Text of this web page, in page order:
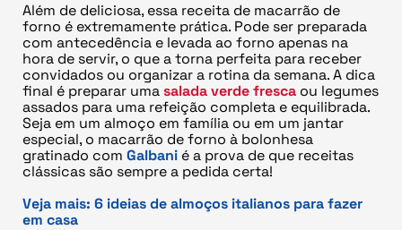
Além de deliciosa, essa receita de macarrão de
forno é extremamente prática. Pode ser preparada
com antecedência e levada ao forno apenas na
hora de servir, o que a torna perfeita para receber
convidados ou organizar a rotina da semana. A dica
final é preparar umasalada verde fresca ou legumes
assados para uma refeição completa e equilibrada.
Seja em um almoço em família ou em um jantar
especial, o macarrão de forno à bolonhesa
gratinado com Galbani é a prova de que receitas
clássicas são sempre a pedida certa!
Veja mais: 6 ideias de almoços italianos para fazer
em casa